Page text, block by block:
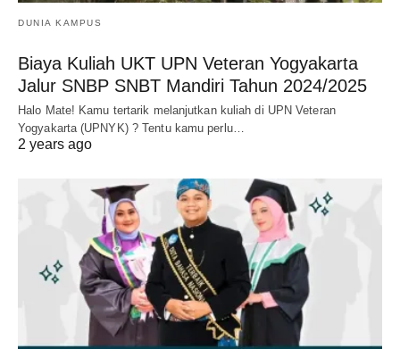
DUNIA KAMPUS
Biaya Kuliah UKT UPN Veteran Yogyakarta
Jalur SNBP SNBT Mandiri Tahun 2024/2025
Halo Mate! Kamu tertarik melanjutkan kuliah di UPN Veteran
Yogyakarta (UPNYK) ? Tentu kamu perlu…
2 years ago